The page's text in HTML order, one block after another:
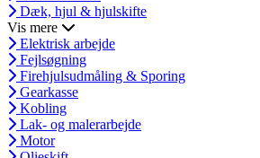
Dæk, hjul & hjulskifte
Vis mere
Elektrisk arbejde
Fejlsøgning
Firehjulsudmåling & Sporing
Gearkasse
Kobling
Lak- og malerarbejde
Motor